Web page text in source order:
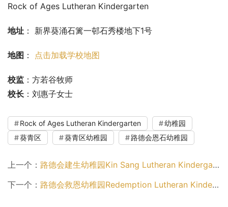
Rock of Ages Lutheran Kindergarten
地址 ： 新界葵涌石篱一邨石秀楼地下1号
地图 ： 点击加载学校地图
校监 ：方若谷牧师
校长 ：刘惠子女士
Rock of Ages Lutheran Kindergarten
幼稚园
葵青区
葵青区幼稚园 路德会恩石幼稚园
上一个： 路德会建生幼稚园Kin Sang Lutheran Kindergarten（屯门区幼稚园）
下一个： 路德会救恩幼稚园Redemption Lutheran Kindergarten（黄大仙区幼稚园）